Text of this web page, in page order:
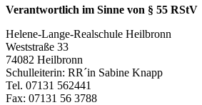
Verantwortlich im Sinne von § 55 RStV
Helene-Lange-Realschule Heilbronn
Weststraße 33
74082 Heilbronn
Schulleiterin: RR´in Sabine Knapp
Tel. 07131 562441
Fax: 07131 56 3788